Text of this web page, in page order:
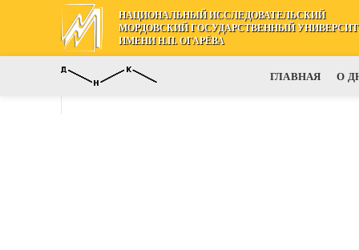
НАЦИОНАЛЬНЫЙ ИССЛЕДОВАТЕЛЬСКИЙ
МОРДОВСКИЙ ГОСУДАРСТВЕННЫЙ
ИМЕНИ Н.П. ОГАРЁВА
ГЛАВНАЯ О